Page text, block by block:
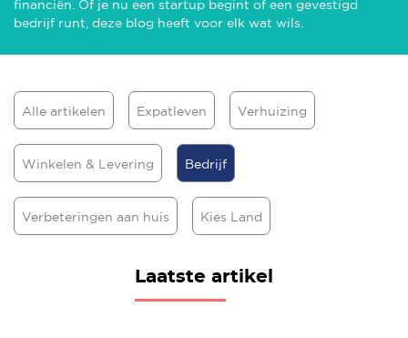
financiën. Of je nu een startup begint of een gevestigd
bedrijf runt, deze blog heeft voor elk wat wils.
Alle artikelen Expatleven Verhuizing
Winkelen & Levering Bedrijf
Verbeteringen aan huis Kies Land
Laatste artikel